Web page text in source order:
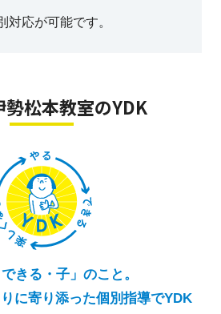
対応が可能です。
勢松本教室のYDK
きる・子」のこと。
に寄り添った個別指導でYDK